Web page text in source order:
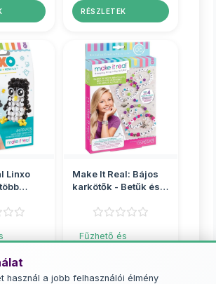
használ a jobb felhasználói élmény
RÉSZLETEK
Linxo
Make It Real: Bájos
karkötők - Betűk és
Fűzhető és
2 649 Ft